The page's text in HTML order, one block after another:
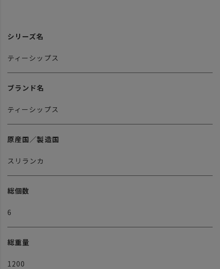
シリーズ名
ティーシップス
ブランド名
ティーシップス
原産国／製造国
スリランカ
総個数
6
総重量
1200